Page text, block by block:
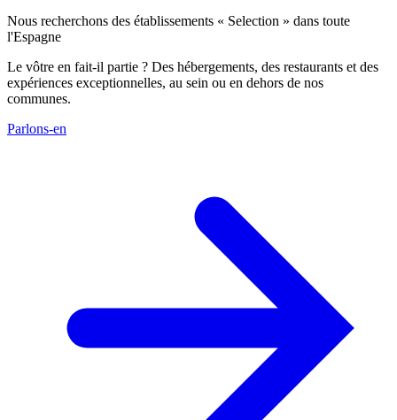
Nous recherchons des établissements « Selection » dans toute
l'Espagne
Le vôtre en fait-il partie ? Des hébergements, des restaurants et des
expériences exceptionnelles, au sein ou en dehors de nos
communes.
Parlons-en